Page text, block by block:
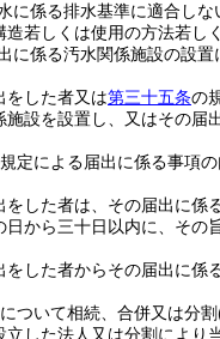
に係る排水基準に適合し
若しくは使用の方法若し
に係る汚水関係施設の設
をした者又は第三十五条の
設を設置し、又はその
定による届出に係る事項
をした者は、その届出に係
から三十日以内に、その
をした者からその届出に係
ついて相続、合併又は分割
した法人又は分割により